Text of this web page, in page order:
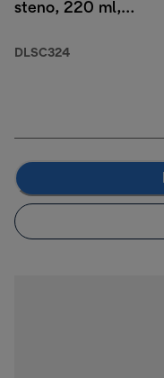
steno, 220 ml,
DLSC324